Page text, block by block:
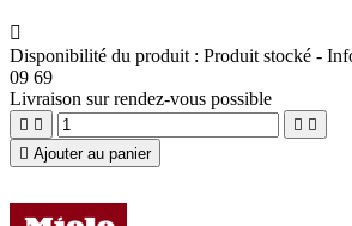

Disponibilité du produit : Produit stocké -
09 69
Livraison sur rendez-vous possible
   
 Ajouter au panier